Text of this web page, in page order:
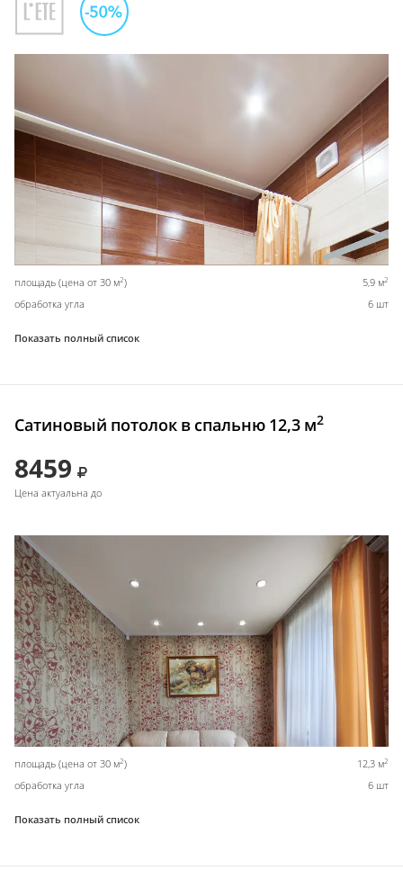
площадь (цена от 30 м2) 5,9 м2
обработка угла 6 шт
Показать полный список
Сатиновый потолок в спальню 12,3 м2
8459
Цена актуальна до
площадь (цена от 30 м2) 12,3 м2
обработка угла 6 шт
Показать полный список